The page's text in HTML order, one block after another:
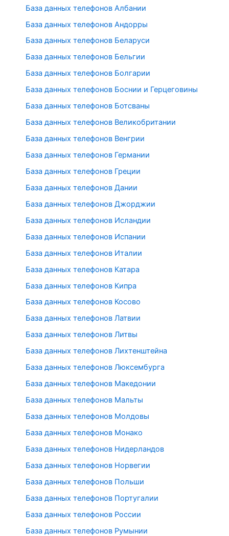
База данных телефонов Албании
База данных телефонов Андорры
База данных телефонов Беларуси
База данных телефонов Бельгии
База данных телефонов Болгарии
База данных телефонов Боснии и Герцеговины
База данных телефонов Ботсваны
База данных телефонов Великобритании
База данных телефонов Венгрии
База данных телефонов Германии
База данных телефонов Греции
База данных телефонов Дании
База данных телефонов Джорджии
База данных телефонов Исландии
База данных телефонов Испании
База данных телефонов Италии
База данных телефонов Катара
База данных телефонов Кипра
База данных телефонов Косово
База данных телефонов Латвии
База данных телефонов Литвы
База данных телефонов Лихтенштейна
База данных телефонов Люксембурга
База данных телефонов Македонии
База данных телефонов Мальты
База данных телефонов Молдовы
База данных телефонов Монако
База данных телефонов Нидерландов
База данных телефонов Норвегии
База данных телефонов Польши
База данных телефонов Португалии
База данных телефонов России
База данных телефонов Румынии